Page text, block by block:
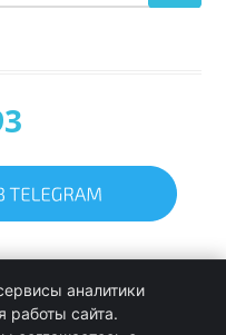
аналитики
работы сайта.